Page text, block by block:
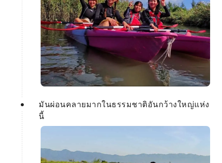
มันผ่อนคลายมากในธรรมชาติอันกว้างใหญ่แห่ง
นี้